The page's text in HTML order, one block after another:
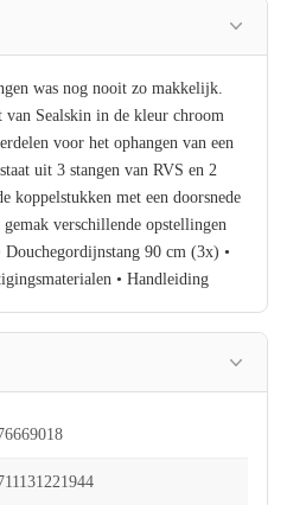
was nog nooit zo makkelijk.
van Sealskin in de kleur chroom
voor het ophangen van een
uit 3 stangen van RVS en 2
koppelstukken met een doorsnede
verschillende opstellingen
Douchegordijnstang 90 cm (3x) •
• Handleiding